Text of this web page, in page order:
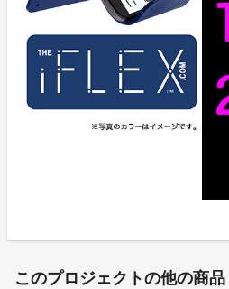
このプロジェクトの他の商品